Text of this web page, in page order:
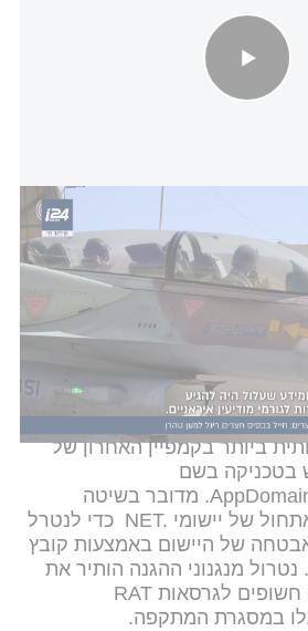
חצרים ריגל עבור איראן
החדשות שאותרו סווגו
חדשות, שהופעלו במסגרת
על בסיס עיתוי ההפעלה,
שני גלי מתקפות סייבר
מהגרסאות קודדה והופעלה עם
ביותר בקמפיין האחרון של
בטכניקה בשם
AppDomainManager hijacking. מדובר בשיטה
המנצלת את שלב האתחול של יישומי ‎ NET.‎ כדי לנטרל
של היישום באמצעות קובץ
נטרול מנגנוני ההגנה הותיר את
הארגונים המותקפים חשופים לגרסאות RAT
במסגרת המתקפה.